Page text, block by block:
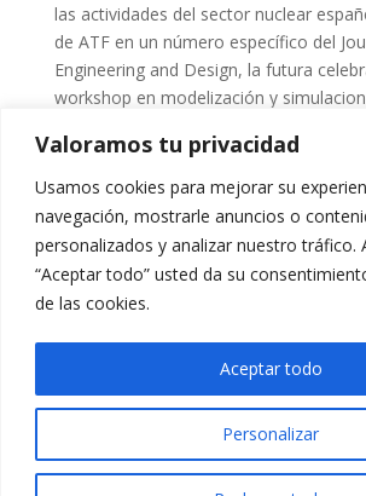
Valoramos tu privacidad
Usamos cookies para mejorar su
navegación, mostrarle anuncios o
personalizados y analizar nuestro tráfico.
“Aceptar todo” usted da su
de las cookies.
Personalizar
Aceptar todo
las actividades del sector nuclear
de ATF en un número específico del
Engineering and Design, la futura
workshop en modelización y
para el Grupo ATF en la web del
realizado por la industria europea para
racionalización de los requisitos
energía nuclear de la Unión Europea.
trabajo reitera su compromiso de
como foro de intercambio de
fomentar el desarrollo de los